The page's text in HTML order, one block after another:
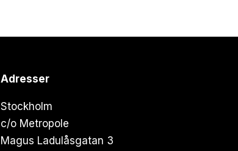
Adresser
Stockholm
c/o Metropole
Magus Ladulåsgatan 3